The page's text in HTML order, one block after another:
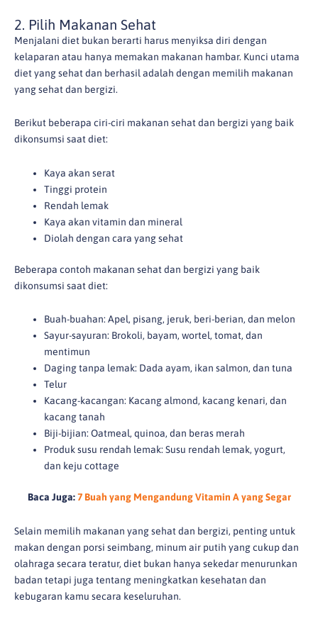
2. Pilih Makanan Sehat
Menjalani diet bukan berarti harus menyiksa diri dengan
kelaparan atau hanya memakan makanan hambar. Kunci utama
diet yang sehat dan berhasil adalah dengan memilih makanan
yang sehat dan bergizi.
Berikut beberapa ciri-ciri makanan sehat dan bergizi yang baik
dikonsumsi saat diet:
Kaya akan serat
Tinggi protein
Rendah lemak
Kaya akan vitamin dan mineral
Diolah dengan cara yang sehat
Beberapa contoh makanan sehat dan bergizi yang baik
dikonsumsi saat diet:
Buah-buahan: Apel, pisang, jeruk, beri-berian, dan melon
Sayur-sayuran: Brokoli, bayam, wortel, tomat, dan
mentimun
Daging tanpa lemak: Dada ayam, ikan salmon, dan tuna
Telur
Kacang-kacangan: Kacang almond, kacang kenari, dan
kacang tanah
Biji-bijian: Oatmeal, quinoa, dan beras merah
Produk susu rendah lemak: Susu rendah lemak, yogurt,
dan keju cottage
Baca Juga:7 Buah yang Mengandung Vitamin A yang Segar
Selain memilih makanan yang sehat dan bergizi, penting untuk
makan dengan porsi seimbang, minum air putih yang cukup dan
olahraga secara teratur, diet bukan hanya sekedar menurunkan
badan tetapi juga tentang meningkatkan kesehatan dan
kebugaran kamu secara keseluruhan.